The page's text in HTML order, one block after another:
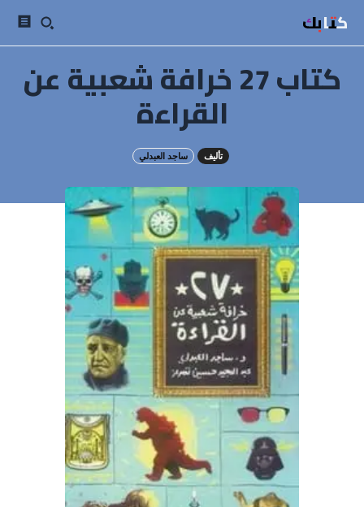
كتابك
كتاب 27 خرافة شعبية عن
القراءة
تأليف ساجد العبدلي